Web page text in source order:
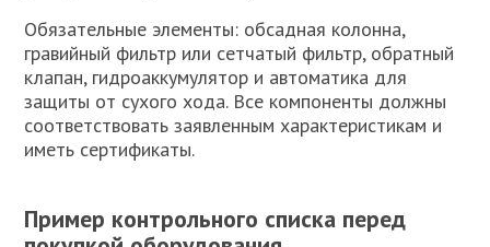
Обязательные элементы: обсадная колонна,
гравийный фильтр или сетчатый фильтр, обратный
клапан, гидроаккумулятор и автоматика для
защиты от сухого хода. Все компоненты должны
соответствовать заявленным характеристикам и
иметь сертификаты.
Пример контрольного списка перед